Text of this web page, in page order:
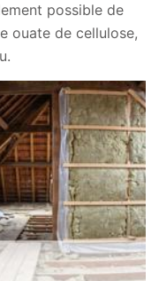
possible de
ouate de cellulose,